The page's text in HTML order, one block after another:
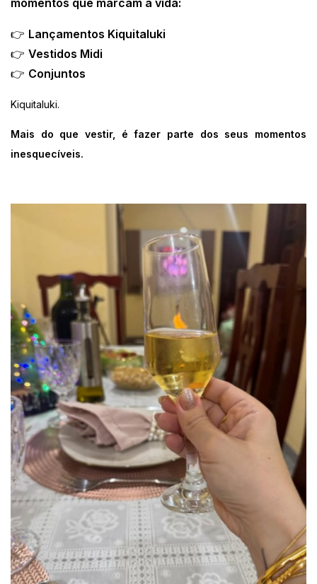
momentos que marcam a vida:
👉 Lançamentos Kiquitaluki
👉 Vestidos Midi
👉 Conjuntos
Kiquitaluki.
Mais do que vestir, é fazer parte dos seus momentos
inesquecíveis.